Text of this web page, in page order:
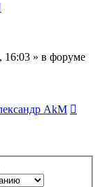
16:03 » в форуме
AkM